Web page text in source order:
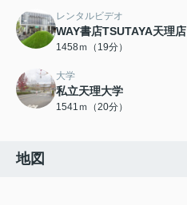
レンタルビデオ
WAY書店TSUTAYA天理店
1458ｍ（19分）
大学
私立天理大学
1541ｍ（20分）
地図